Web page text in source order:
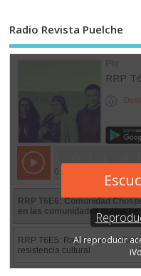
Radio Revista Puelche